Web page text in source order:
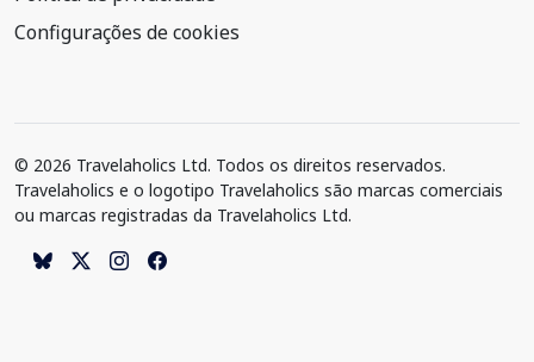
Configurações de cookies
© 2026 Travelaholics Ltd. Todos os direitos reservados.
Travelaholics e o logotipo Travelaholics são marcas comerciais
ou marcas registradas da Travelaholics Ltd.